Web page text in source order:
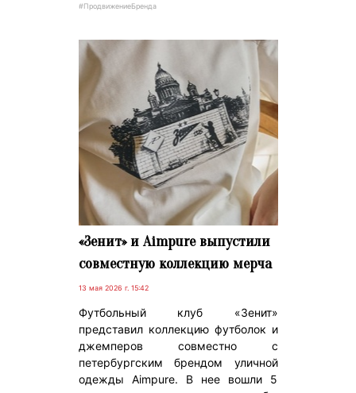
#ПродвижениеБренда
«Зенит» и Aimpure выпустили
совместную коллекцию мерча
13 мая 2026 г. 15:42
Футбольный клуб «Зенит»
представил коллекцию футболок и
джемперов совместно с
петербургским брендом уличной
одежды Aimpure. В нее вошли 5